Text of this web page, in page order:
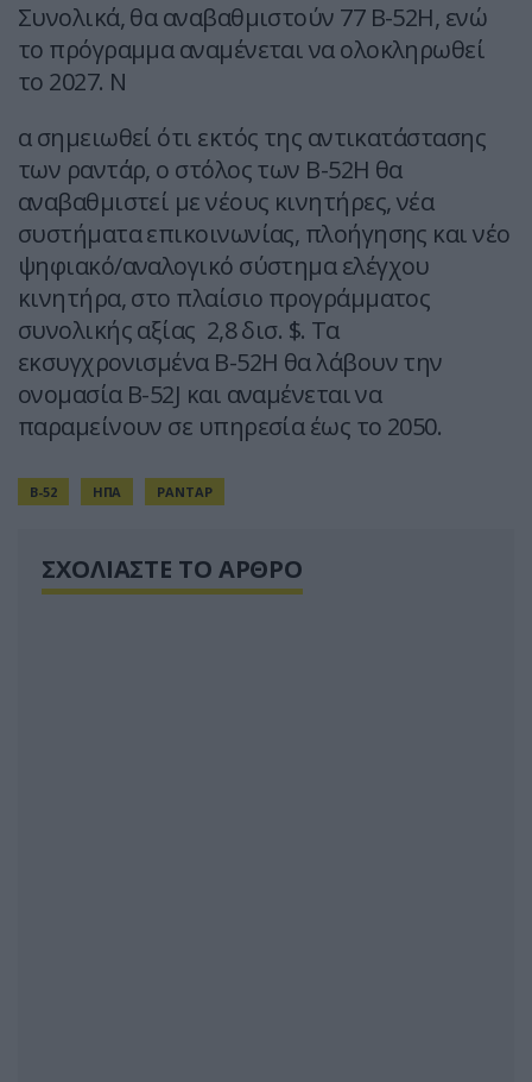
Συνολικά, θα αναβαθμιστούν 77 B-52H, ενώ
το πρόγραμμα αναμένεται να ολοκληρωθεί
το 2027. Ν
α σημειωθεί ότι εκτός της αντικατάστασης
των ραντάρ, ο στόλος των B-52H θα
αναβαθμιστεί με νέους κινητήρες, νέα
συστήματα επικοινωνίας, πλοήγησης και νέο
ψηφιακό/αναλογικό σύστημα ελέγχου
κινητήρα, στο πλαίσιο προγράμματος
συνολικής αξίας 2,8 δισ. $. Τα
εκσυγχρονισμένα B-52H θα λάβουν την
ονομασία B-52J και αναμένεται να
παραμείνουν σε υπηρεσία έως το 2050.
Β-52 ΗΠΑ ΡΑΝΤΑΡ
ΣΧΟΛΙΑΣΤΕ ΤΟ ΑΡΘΡΟ